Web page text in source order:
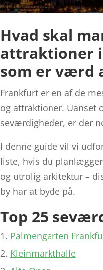
Hvad skal
attraktioner
som er værd
Frankfurt er en af de
og attraktioner. Uanset
seværdigheder, er der
I denne guide vil vi
liste, hvis du
og utrolig arkitektur –
by har at byde på.
Top 25
Palmengarten
Kleinmarkthalle